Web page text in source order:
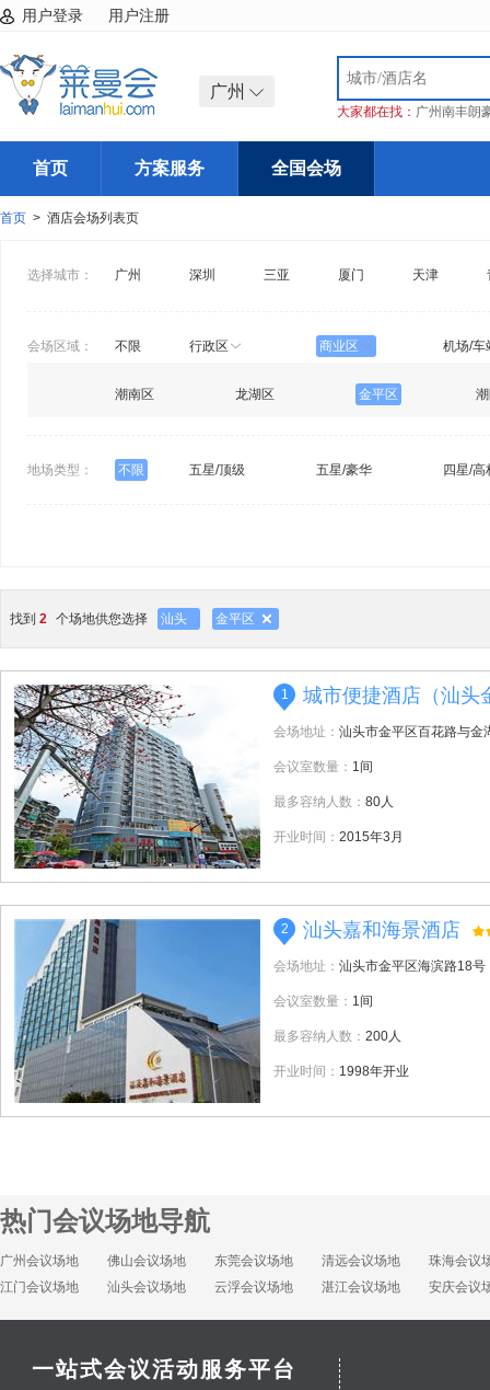
用户登录 用户注册
广州
大家都在找： 广州南丰朗
首页 方案服务 全国会场
首页 > 酒店会场列表页
选择城市： 广州 深圳 三亚 厦门 天津
会场区域： 不限 行政区 商业区 机场/车
潮南区 龙湖区 金平区
地场类型： 不限 五星/顶级 五星/豪华 四星/高
找到 2 个场地供您选择 汕头 金平区
1 城市便捷酒店（汕头
会场地址： 汕头市金平区百花路与金
会议室数量： 1间
最多容纳人数： 80人
开业时间： 2015年3月
2 汕头嘉和海景酒店
会场地址： 汕头市金平区海滨路18号
会议室数量： 1间
最多容纳人数： 200人
开业时间： 1998年开业
热门会议场地导航
广州会议场地 佛山会议场地 东莞会议场地 清远会议场地
珠海会议
江门会议场地
汕头会议场地 云浮会议场地 湛江会议场地 安庆会议
一站式会议活动服务平台